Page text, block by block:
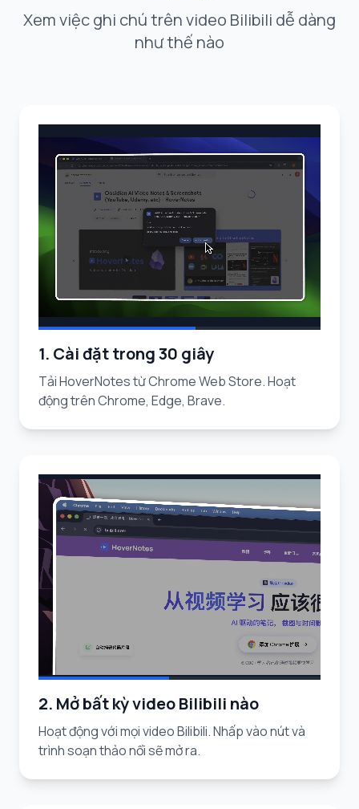
Xem việc ghi chú trên video Bilibili dễ dàng
như thế nào
1. Cài đặt trong 30 giây
Tải HoverNotes từ Chrome Web Store. Hoạt
động trên Chrome, Edge, Brave.
2. Mở bất kỳ video Bilibili nào
Hoạt động với mọi video Bilibili. Nhấp vào nút và
trình soạn thảo nổi sẽ mở ra.